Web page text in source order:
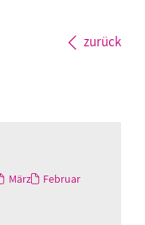
zurück
März
Februar